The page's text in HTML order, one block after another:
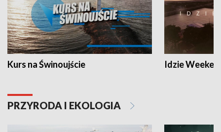
Kurs na Świnoujście Idzie
PRZYRODA I EKOLOGIA